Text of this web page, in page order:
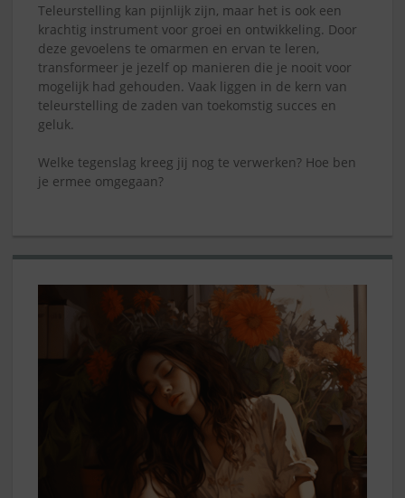
Teleurstelling kan pijnlijk zijn, maar het is ook een
krachtig instrument voor groei en ontwikkeling. Door
deze gevoelens te omarmen en ervan te leren,
transformeer je jezelf op manieren die je nooit voor
mogelijk had gehouden. Vaak liggen in de kern van
teleurstelling de zaden van toekomstig succes en
geluk.
Welke tegenslag kreeg jij nog te verwerken? Hoe ben
je ermee omgegaan?